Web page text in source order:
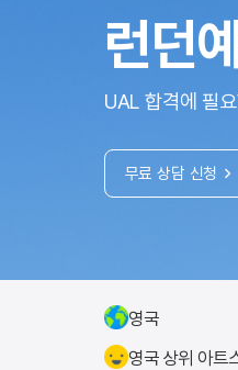
런던
UAL 합격에 필
무료 상담 신청
영국
영국 상위 아트